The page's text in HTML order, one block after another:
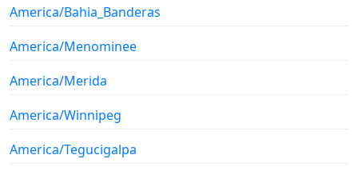
America/Bahia_Banderas
America/Menominee
America/Merida
America/Winnipeg
America/Tegucigalpa